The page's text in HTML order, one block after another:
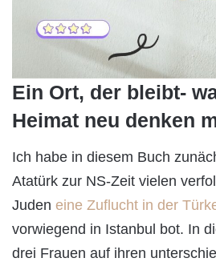
Ein Ort, der bleibt-
Heimat neu denken
Ich habe in diesem Buch
Atatürk zur NS-Zeit vielen
Juden eine Zuflucht in der
vorwiegend in Istanbul bot. In
drei Frauen auf ihren